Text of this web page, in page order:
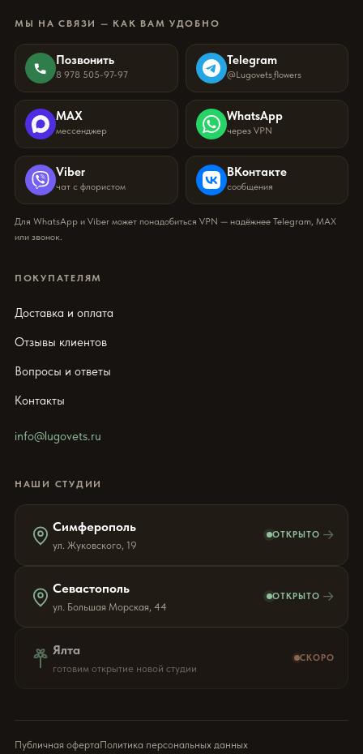
МЫ НА СВЯЗИ — КАК ВАМ УДОБНО
Позвонить
8 978 505-97-97
Telegram
@Lugovets_flowers
MAX
мессенджер
WhatsApp
через VPN
Viber
чат с флористом
ВКонтакте
сообщения
Для WhatsApp и Viber может понадобиться VPN — надёжнее Telegram, MAX
или звонок.
ПОКУПАТЕЛЯМ
Доставка и оплата
Отзывы клиентов
Вопросы и ответы
Контакты
info@lugovets.ru
НАШИ СТУДИИ
Симферополь
ул. Жуковского, 19
ОТКРЫТО →
Севастополь
ул. Большая Морская, 44
ОТКРЫТО →
Ялта
готовим открытие новой студии
СКОРО
Публичная офертаПолитика персональных данных